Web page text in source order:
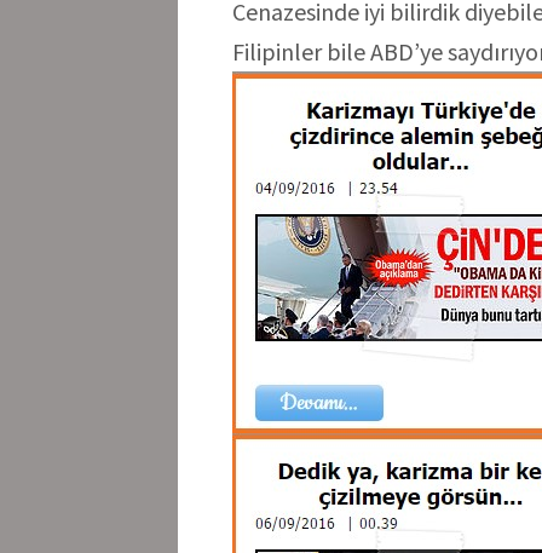
Cenazesinde iyi bilirdik
Filipinler bile ABD’ye